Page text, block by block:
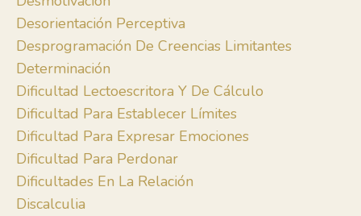
Desorientación Perceptiva
Desprogramación De Creencias Limitantes
Determinación
Dificultad Lectoescritora Y De Cálculo
Dificultad Para Establecer Límites
Dificultad Para Expresar Emociones
Dificultad Para Perdonar
Dificultades En La Relación
Discalculia